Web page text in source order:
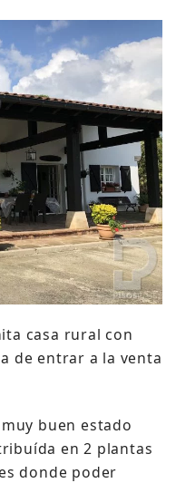
casa rural con
de entrar a la venta
buen estado
en 2 plantas
donde poder